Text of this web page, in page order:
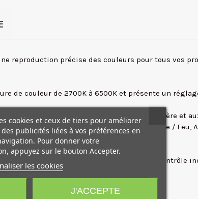
reproduction précise des couleurs pour tous vos
de couleur de 2700K à 6500K et présente un
une résistance aux éclaboussures, à la poussière et
Impulsion, Tempête, TV, Paparazzi, Bougie /
intégrés 2.4G/Bluetooth) ou l'unité de contrôle
le COB.
cookies et ceux de tiers pour améliorer
publicités liées à vos préférences en
Pour donner votre
appuyez sur le bouton Accepter.
les cookies
J'ACCEPTE